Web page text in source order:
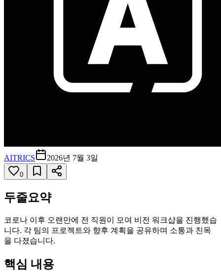
AITRICS 2026년 7월 3일
0
두줄요약
코로나 이후 오랜만에 전 직원이 모여 비전 워크샵을 진행했습
니다. 각 팀의 프로젝트와 향후 계획을 공유하며 소통과 친목
을 다졌습니다.
핵심 내용